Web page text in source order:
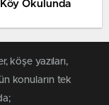
Okulunda
köşe yazıları,
konuların tek